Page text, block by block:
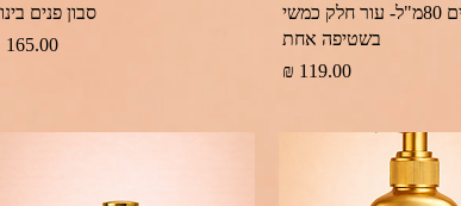
תצוגה מהירה
סבון פנים 80מ"ל- עור חלק כמשי
בשטיפה אחת
מחיר‏119.00 ‏₪
תצוגה מהירהסבון פנים
מחיר‏165.00 ‏₪